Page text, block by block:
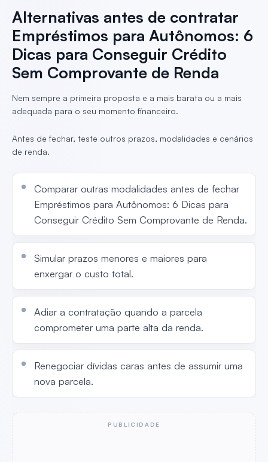
Alternativas antes de contratar
Empréstimos para Autônomos: 6
Dicas para Conseguir Crédito
Sem Comprovante de Renda
Nem sempre a primeira proposta e a mais barata ou a mais
adequada para o seu momento financeiro.
Antes de fechar, teste outros prazos, modalidades e cenários
de renda.
Comparar outras modalidades antes de fechar
Empréstimos para Autônomos: 6 Dicas para
Conseguir Crédito Sem Comprovante de Renda.
Simular prazos menores e maiores para
enxergar o custo total.
Adiar a contratação quando a parcela
comprometer uma parte alta da renda.
Renegociar dívidas caras antes de assumir uma
nova parcela.
PUBLICIDADE